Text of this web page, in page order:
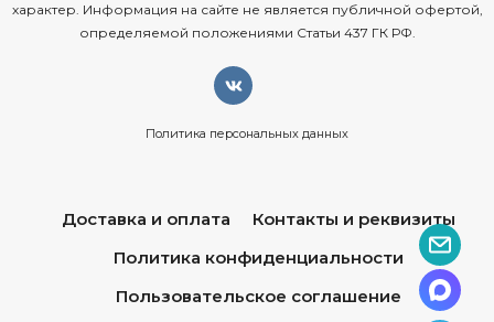
характер. Информация на сайте не является публичной офертой,
определяемой положениями Статьи 437 ГК РФ.
Политика персональных данных
Доставка и оплата
Контакты и реквизиты
Политика конфиденциальности
Пользовательское соглашение